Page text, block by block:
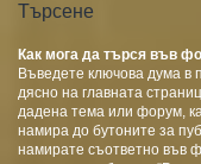
Търсене
Как мога да търся във
Въведете ключова дума в
дясно на главната
дадена тема или форум,
намира до бутоните за
намирате съответно във